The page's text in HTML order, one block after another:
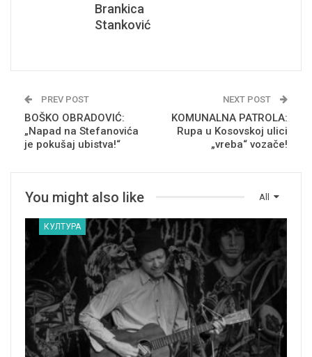
Brankica
Stanković
PREV POST
BOŠKO OBRADOVIĆ:
„Napad na Stefanovića
je pokušaj ubistva!“
NEXT POST
KOMUNALNA PATROLA:
Rupa u Kosovskoj ulici
„vreba“ vozače!
All
You might also like
КУЛТУРА